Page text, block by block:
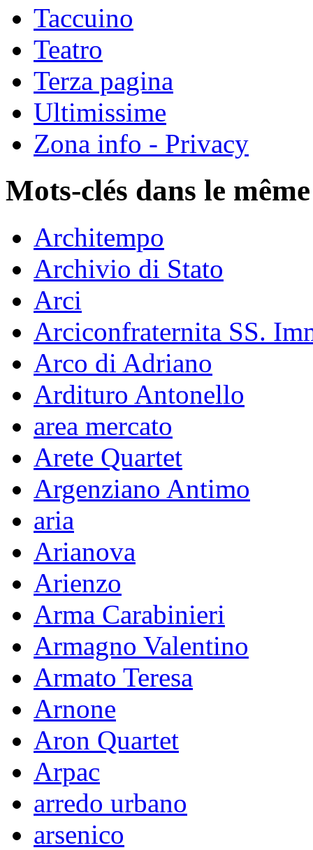
Taccuino
Teatro
Terza pagina
Ultimissime
Zona info - Privacy
Mots-clés dans le
Architempo
Archivio di Stato
Arci
Arciconfraternita SS.
Arco di Adriano
Ardituro Antonello
area mercato
Arete Quartet
Argenziano Antimo
aria
Arianova
Arienzo
Arma Carabinieri
Armagno Valentino
Armato Teresa
Arnone
Aron Quartet
Arpac
arredo urbano
arsenico